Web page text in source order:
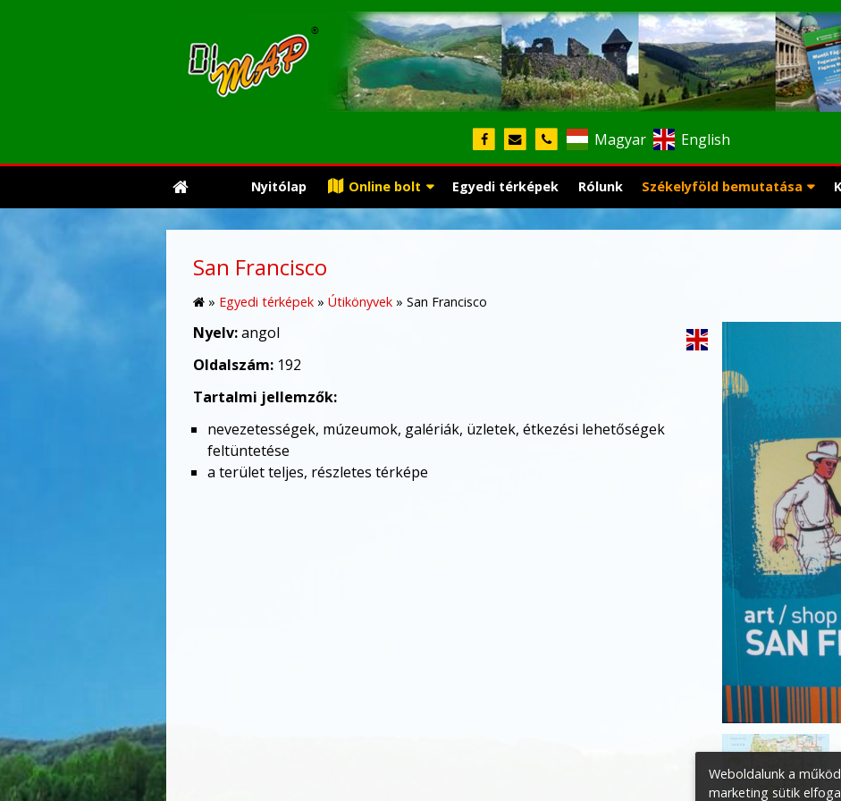
Magyar English
Nyitólap Online bolt Egyedi térképek Rólunk Székelyföld bemutatása
San Francisco
» Egyedi térképek » Útikönyvek » San Francisco
Nyelv:angol
Oldalszám: 192
Tartalmi jellemzők:
nevezetességek, múzeumok, galériák, üzletek, étkezési lehetőségek
feltüntetése
a terület teljes, részletes térképe
Weboldalunk a
marketing sütik